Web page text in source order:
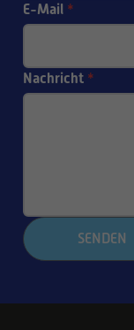
E-Mail *
Nachricht *
SENDEN